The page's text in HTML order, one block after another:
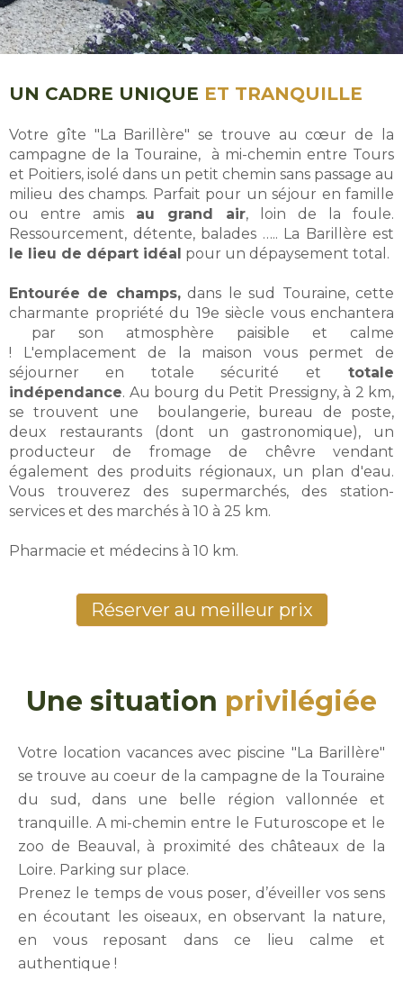
UN CADRE UNIQUE ET TRANQUILLE
Votre gîte "La Barillère" se trouve au cœur de la
campagne de la Touraine, à mi-chemin entre Tours
et Poitiers, isolé dans un petit chemin sans passage au
milieu des champs. Parfait pour un séjour en famille
ou entre amis au grand air, loin de la foule.
Ressourcement, détente, balades ….. La Barillère est
le lieu de départ idéal pour un dépaysement total.
Entourée de champs,dans le sud Touraine, cette
charmante propriété du 19e siècle vous enchantera
par son atmosphère paisible et calme
! L'emplacement de la maison vous permet de
séjourner en totale sécurité et totale
indépendance. Au bourg du Petit Pressigny, à 2 km,
se trouvent une boulangerie, bureau de poste,
deux restaurants (dont un gastronomique), un
producteur de fromage de chêvre vendant
également des produits régionaux, un plan d'eau.
Vous trouverez des supermarchés, des station-
services et des marchés à 10 à 25 km.
Pharmacie et médecins à 10 km.
Réserver au meilleur prix
Une situation privilégiée
Votre location vacances avec piscine "La Barillère"
se trouve au coeur de la campagne de la Touraine
du sud, dans une belle région vallonnée et
tranquille. A mi-chemin entre le Futuroscope et le
zoo de Beauval, à proximité des châteaux de la
Loire. Parking sur place.
Prenez le temps de vous poser, d’éveiller vos sens
en écoutant les oiseaux, en observant la nature,
en vous reposant dans ce lieu calme et
authentique !